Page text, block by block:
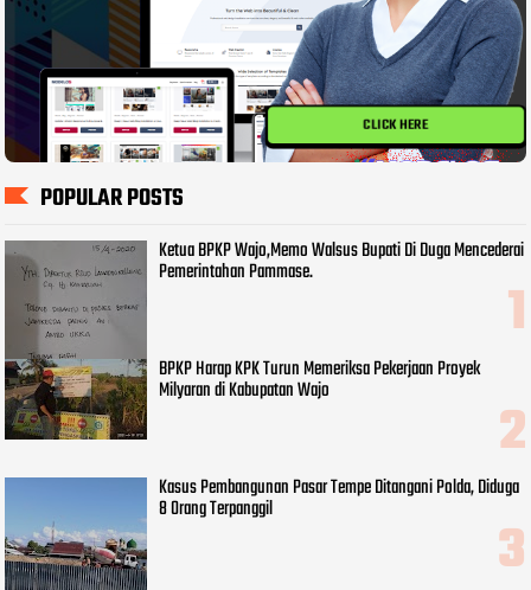
CLICK HERE
POPULAR POSTS
Ketua BPKP Wajo,Memo Walsus Bupati Di Duga Mencederai
Pemerintahan Pammase.
BPKP Harap KPK Turun Memeriksa Pekerjaan Proyek
Milyaran di Kabupatan Wajo
Kasus Pembangunan Pasar Tempe Ditangani Polda, Diduga
8 Orang Terpanggil